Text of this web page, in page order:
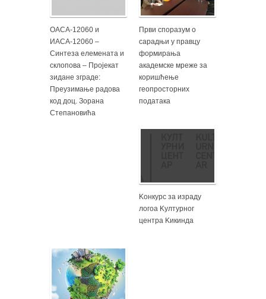
ОАСА-12060 и
ИАСА-12060 –
Синтеза елемената и
склопова – Пројекат
зидане зграде:
Преузимање радова
код доц. Зорана
Степановића
Први споразум о
сарадњи у правцу
формирања
академске мреже за
коришћење
геопросторних
података
Kонкурс за израду
логоа Kултурног
центра Kикинда